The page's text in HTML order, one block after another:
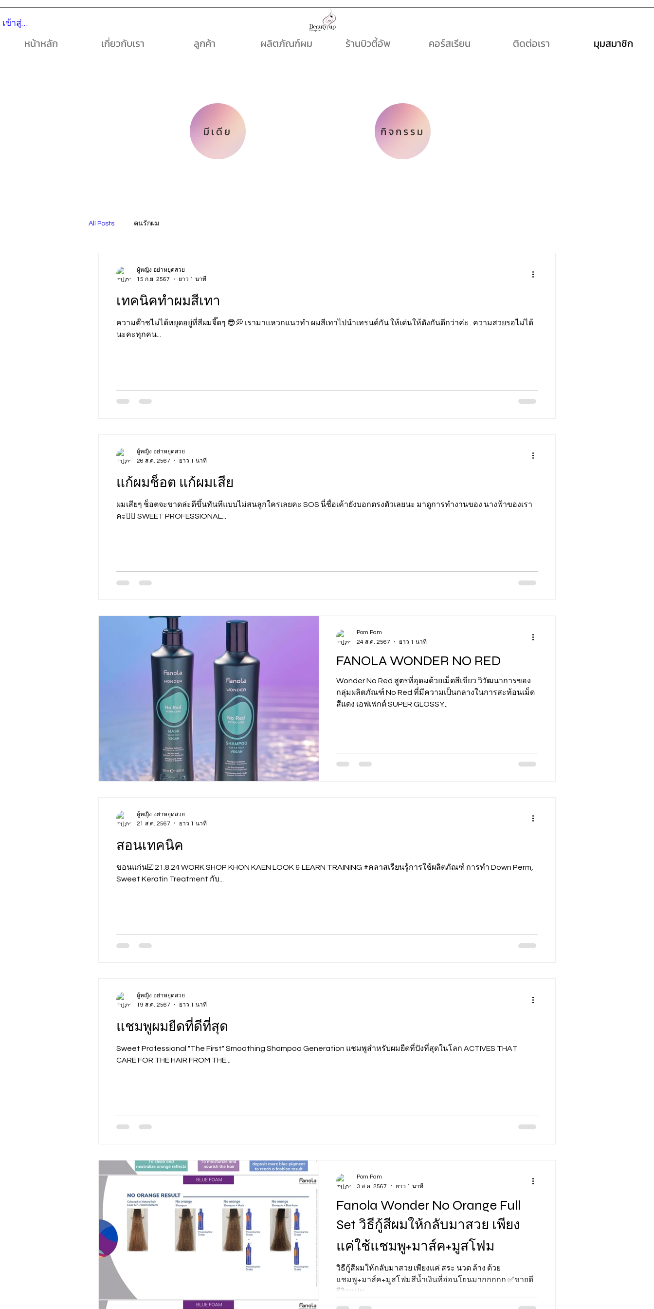
เข้าสู่ระบบ
หน้าหลัก เกี่ยวกับเรา ลูกค้า ผลิตภัณฑ์ผม ร้านบิวตี้อัพ คอร์สเรียน ติดต่อเรา มุมสมาชิก
มีเดีย กิจกรรม
All Posts คนรักผม
เทคนิคทำผมสีเทา
ความต๊าชไม่ได้หยุดอยู่ที่สีผมจี๊ดๆ 😎💭 เรามาแหวกแนวทำ ผมสีเทาไปนำเทรนด์กัน ให้เด่นให้ดังกันดีกว่าค่ะ . ความสวยรอไม่ได้
นะคะทุกคน...
ผู้หญิง อย่าหยุดสวย
15 ก.ย. 2567
ยาว 1 นาที
แก้ผมช็อต แก้ผมเสีย
ผมเสียๆ ช็อตจะขาดล่ะดีขึ้นทันทีแบบไม่สนลูกใครเลยคะ SOS นี่ชื่อเค้ายังบอกตรงตัวเลยนะ มาดูการทำงานของ นางฟ้าของเรา
คะ👇🏻 SWEET PROFESSIONAL...
ผู้หญิง อย่าหยุดสวย
26 ส.ค. 2567
ยาว 1 นาที
FANOLA WONDER NO RED
Wonder No Red สูตรที่อุดมด้วยเม็ดสีเขียว วิวัฒนาการของ
กลุ่มผลิตภัณฑ์ No Red ที่มีความเป็นกลางในการสะท้อนเม็ด
สีแดง เอฟเฟกต์ SUPER GLOSSY...
Pom Pam
24 ส.ค. 2567
ยาว 1 นาที
สอนเทคนิค
ขอนแก่น☑️ 21.8.24 WORK SHOP KHON KAEN LOOK & LEARN TRAINING #คลาสเรียนรู้การใช้ผลิตภัณฑ์ การทำ Down Perm,
Sweet Keratin Treatment กับ...
ผู้หญิง อย่าหยุดสวย
21 ส.ค. 2567
ยาว 1 นาที
แชมพูผมยืดที่ดีที่สุด
Sweet Professional "The First" Smoothing Shampoo Generation แชมพูสำหรับผมยืดที่ปังที่สุดในโลก ACTIVES THAT
CARE FOR THE HAIR FROM THE...
ผู้หญิง อย่าหยุดสวย
19 ส.ค. 2567
ยาว 1 นาที
Fanola Wonder No Orange Full
Set วิธีกู้สีผมให้กลับมาสวย เพียง
แค่ใช้แชมพู+มาส์ค+มูสโฟม
วิธีกู้สีผมให้กลับมาสวย เพียงแค่ สระ นวด ล้าง ด้วย
แชมพู+มาส์ค+มูสโฟมสีน้ำเงินที่อ่อนโยนมากกกกก ✅ขายดี
รีวิวแน่น...
Pom Pam
3 ส.ค. 2567
ยาว 1 นาที